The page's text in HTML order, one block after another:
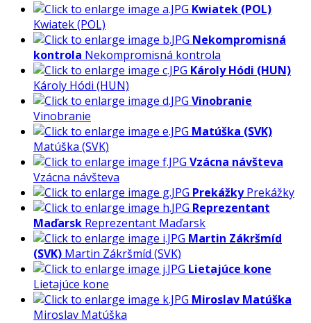
Kwiatek (POL)
Kwiatek (POL)
Nekompromisná
kontrola Nekompromisná kontrola
Károly Hódi (HUN)
Károly Hódi (HUN)
Vinobranie
Vinobranie
Matúška (SVK)
Matúška (SVK)
Vzácna návšteva
Vzácna návšteva
Prekážky Prekážky
Reprezentant
Maďarsk Reprezentant Maďarsk
Martin Zákršmíd
(SVK) Martin Zákršmíd (SVK)
Lietajúce kone
Lietajúce kone
Miroslav Matúška
Miroslav Matúška